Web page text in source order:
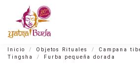
Inicio Objetos Rituales
Campana
Tingsha
Furba pequeña dorada